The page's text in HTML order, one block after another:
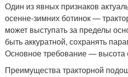
Один из явных признаков
осенне-зимних ботинок —
может выступать за пределы
быть аккуратной, сохранять
Основное требование — высота
Преимущества тракторной